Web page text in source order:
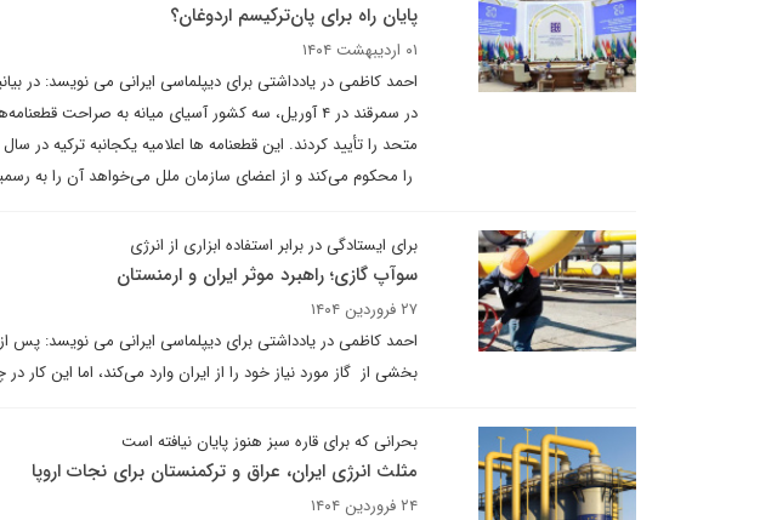
پایان راه برای پان‌ترکیسم اردوغان؟
۰۱ اردیبهشت ۱۴۰۴
احمد کاظمی در یادداشتی برای دیپلماسی ایرانی می نویسد: در
را محکوم می‌کند و از اعضای سازمان ملل می‌خواهد آن را به
برای ایستادگی در برابر استفاده ابزاری از انرژی
سوآپ گازی؛ راهبرد موثر ایران و ارمنستان
۲۷ فروردین ۱۴۰۴
بخشی از گاز مورد نیاز خود را از ایران وارد می‌کند، اما این کار
بحرانی که برای قاره سبز هنوز پایان نیافته است
مثلث انرژی ایران، عراق و ترکمنستان برای نجات اروپا
۲۴ فروردین ۱۴۰۴